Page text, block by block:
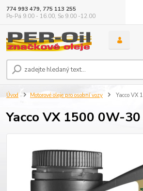
774 993 479, 775 113 255
Po-Pá 9.00 - 16.00, So 9.00 -12.00
Úvod Motorové oleje pro osobní vozy Yacco VX
Yacco VX 1500 0W-